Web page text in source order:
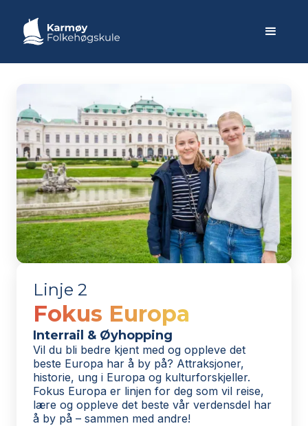
Linje 2
Fokus Europa
Interrail & Øyhopping
Vil du bli bedre kjent med og oppleve det
beste Europa har å by på? Attraksjoner,
historie, ung i Europa og kulturforskjeller.
Fokus Europa er linjen for deg som vil reise,
lære og oppleve det beste vår verdensdel har
å by på – sammen med andre!